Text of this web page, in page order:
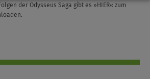
der Odysseus Saga gibt es »HIER« zum